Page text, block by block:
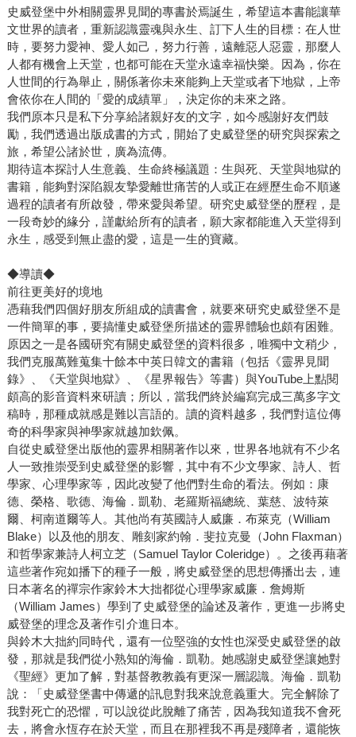
史威登堡中外相關靈界見聞的專書於焉誕生，希望這本書能讓華
文世界的讀者，重新認識靈魂與永生、訂下人生的目標：在人世
時，要努力愛神、愛人如己，努力行善，遠離惡人惡靈，那麼人
人都有機會上天堂，也都可能在天堂永遠幸福快樂。因為，你在
人世間的行為舉止，關係著你未來能夠上天堂或者下地獄，上帝
會依你在人間的「愛的成績單」，決定你的未來之路。
我們原本只是私下分享給諸親好友的文字，如今感謝好友們鼓
勵，我們透過出版成書的方式，開始了史威登堡的研究與探索之
旅，希望公諸於世，廣為流傳。
期待這本探討人生意義、生命終極議題：生與死、天堂與地獄的
書籍，能夠對深陷親友摯愛離世痛苦的人或正在經歷生命不順遂
過程的讀者有所啟發，帶來愛與希望。研究史威登堡的歷程，是
一段奇妙的緣分，謹獻給所有的讀者，願大家都能進入天堂得到
永生，感受到無止盡的愛，這是一生的寶藏。
◆導讀◆
前往更美好的境地
憑藉我們四個好朋友所組成的讀書會，就要來研究史威登堡不是
一件簡單的事，要搞懂史威登堡所描述的靈界體驗也頗有困難。
原因之一是各國研究有關史威登堡的資料很多，唯獨中文稍少，
我們克服萬難蒐集十餘本中英日韓文的書籍（包括《靈界見聞
錄》、《天堂與地獄》、《星界報告》等書）與YouTube上點閱
頗高的影音資料來研讀；所以，當我們終於編寫完成三萬多字文
稿時，那種成就感是難以言語的。讀的資料越多，我們對這位傳
奇的科學家與神學家就越加欽佩。
自從史威登堡出版他的靈界相關著作以來，世界各地就有不少名
人一致推崇受到史威登堡的影響，其中有不少文學家、詩人、哲
學家、心理學家等，因此改變了他們對生命的看法。例如：康
德、榮格、歌德、海倫．凱勒、老羅斯福總統、葉慈、波特萊
爾、柯南道爾等人。其他尚有英國詩人威廉．布萊克（William
Blake）以及他的朋友、雕刻家約翰．斐拉克曼（John Flaxman）
和哲學家兼詩人柯立芝（Samuel Taylor Coleridge）。之後再藉著
這些著作宛如播下的種子一般，將史威登堡的思想傳播出去，連
日本著名的禪宗作家鈴木大拙都從心理學家威廉．詹姆斯
（William James）學到了史威登堡的論述及著作，更進一步將史
威登堡的理念及著作引介進日本。
與鈴木大拙約同時代，還有一位堅強的女性也深受史威登堡的啟
發，那就是我們從小熟知的海倫．凱勒。她感謝史威登堡讓她對
《聖經》更加了解，對基督教教義有更深一層認識。海倫．凱勒
說：「史威登堡書中傳遞的訊息對我來說意義重大。完全解除了
我對死亡的恐懼，可以說從此脫離了痛苦，因為我知道我不會死
去，將會永恆存在於天堂，而且在那裡我不再是殘障者，還能恢